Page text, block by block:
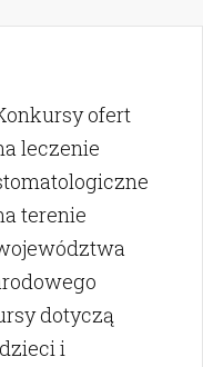
ofert
leczenie
terenie
dotyczą
i